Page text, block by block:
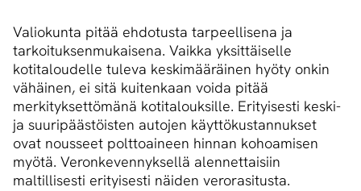
Valiokunta pitää ehdotusta tarpeellisena ja
tarkoituksenmukaisena. Vaikka yksittäiselle
kotitaloudelle tuleva keskimääräinen hyöty onkin
vähäinen, ei sitä kuitenkaan voida pitää
merkityksettömänä kotitalouksille. Erityisesti keski-
ja suuripäästöisten autojen käyttökustannukset
ovat nousseet polttoaineen hinnan kohoamisen
myötä. Veronkevennyksellä alennettaisiin
maltillisesti erityisesti näiden verorasitusta.